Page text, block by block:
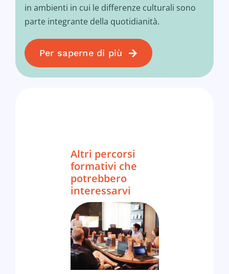
in ambienti in cui le differenze culturali sono
parte integrante della quotidianità.
Per saperne di più
Altri percorsi
formativi che
potrebbero
interessarvi